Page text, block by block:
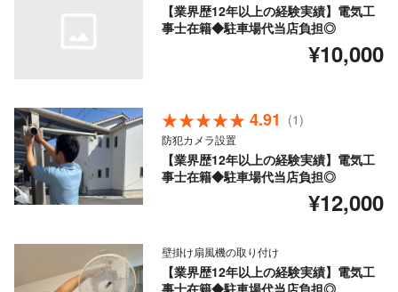
【業界歴12年以上の経験実績】電気工
事士在籍◆駐車場代当店負担◎
¥10,000
4.91 (1)
防犯カメラ設置
【業界歴12年以上の経験実績】電気工
事士在籍◆駐車場代当店負担◎
¥12,000
壁掛け扇風機の取り付け
【業界歴12年以上の経験実績】電気工